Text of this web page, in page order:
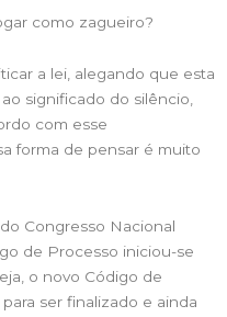
como zagueiro?
a lei, alegando que esta
significado do silêncio,
com esse
forma de pensar é muito
Congresso Nacional
de Processo iniciou-se
o novo Código de
ser finalizado e ainda